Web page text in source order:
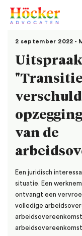
2 september 2022 -
van de
Een juridisch
situatie. Een
ontvangt een
volledige